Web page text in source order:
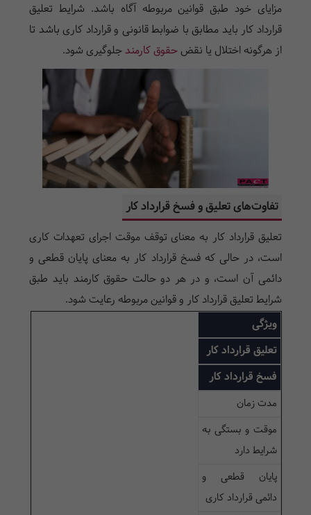
مزایای خود طبق قوانین مربوطه آگاه باشد. شرایط تعلیق
قرارداد کار باید مطابق با ضوابط قانونی و قرارداد کاری باشد تا
از هرگونه اختلال یا نقضحقوق کارمندجلوگیری شود.
تفاوت‌های تعلیق و فسخ قرارداد کار
تعلیق قرارداد کار به معنای توقف موقت اجرای تعهدات کاری
است، در حالی که فسخ قرارداد کار به معنای پایان قطعی و
دائمی آن است، و در هر دو حالت حقوق کارمند باید طبق
شرایط تعلیق قرارداد کار و قوانین مربوطه رعایت شود.
ویژگی
تعلیق قرارداد کار
فسخ قرارداد کار
مدت زمان
موقت و بستگی به
شرایط دارد
پایان قطعی و
دائمی قرارداد کاری